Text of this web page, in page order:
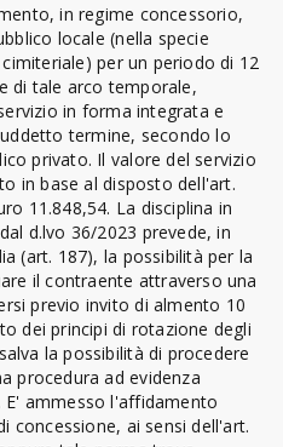
in regime concessorio,
locale (nella specie
per un periodo di 12
di tale arco temporale,
in forma integrata e
termine, secondo lo
privato. Il valore del servizio
in base al disposto dell'art.
11.848,54. La disciplina in
d.lvo 36/2023 prevede, in
(art. 187), la possibilità per la
il contraente attraverso una
previo invito di almento 10
dei principi di rotazione degli
la possibilità di procedere
procedura ad evidenza
ammesso l'affidamento
concessione, ai sensi dell'art.